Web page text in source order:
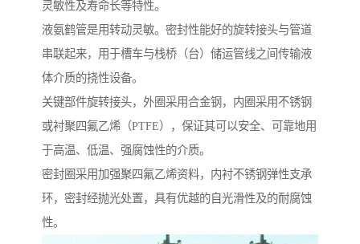
灵敏性及寿命长等特性。
液氨鹤管是用转动灵敏。密封性能好的旋转接头与管道
串联起来，用于槽车与栈桥（台）储运管线之间传输液
体介质的挠性设备。
关键部件旋转接头，外圈采用合金钢，内圈采用不锈钢
或衬聚四氟乙烯（PTFE），保证其可以安全、可靠地用
于高温、低温、强腐蚀性的介质。
密封圈采用加强聚四氟乙烯资料，内衬不锈钢弹性支承
环，密封经抛光处置，具有优越的自光滑性及的耐腐蚀
性。